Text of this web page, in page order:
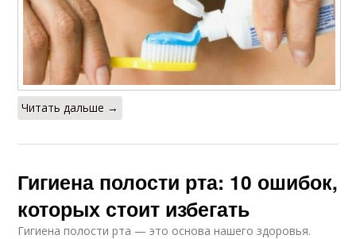
Читать дальше →
Гигиена полости рта: 10 ошибок,
которых стоит избегать
Гигиена полости рта — это основа нашего здоровья.